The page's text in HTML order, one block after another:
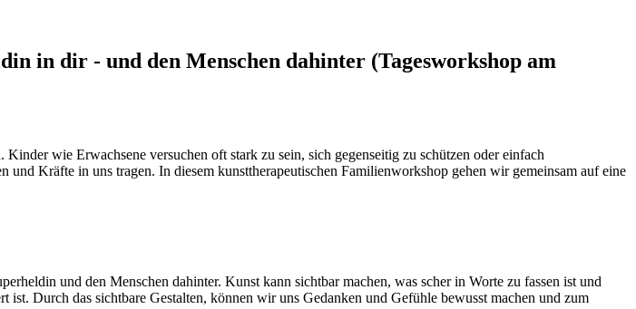
in dir - und den Menschen dahinter (Tagesworkshop am
wie Erwachsene versuchen oft stark zu sein, sich gegenseitig zu schützen oder einfach
Kräfte in uns tragen. In diesem kunsttherapeutischen Familienworkshop gehen wir gemeinsam auf eine
und den Menschen dahinter. Kunst kann sichtbar machen, was scher in Worte zu fassen ist und
Durch das sichtbare Gestalten, können wir uns Gedanken und Gefühle bewusst machen und zum